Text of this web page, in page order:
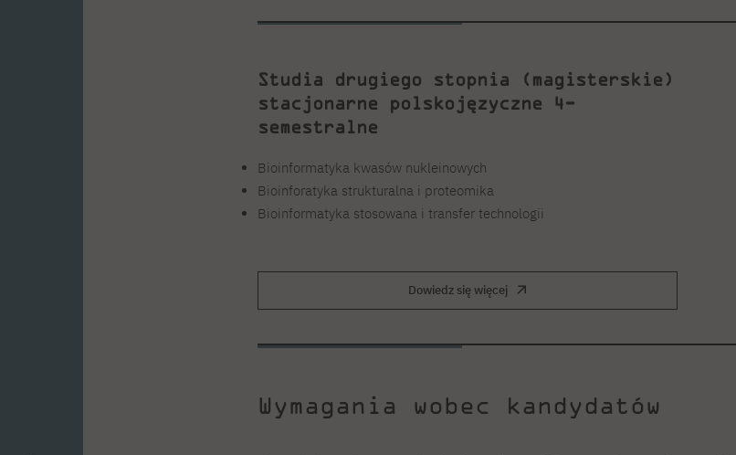
Studia drugiego stopnia (magisterskie)
stacjonarne polskojęzyczne 4-
semestralne
Bioinformatyka kwasów nukleinowych
Bioinforatyka strukturalna i proteomika
Bioinformatyka stosowana i transfer technologii
Dowiedz się więcej
Wymagania wobec kandydatów